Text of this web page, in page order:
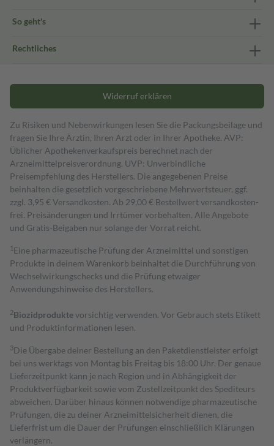
So geht's
Rechtliches
Widerruf erklären
Zu Risiken und Nebenwirkungen lesen Sie die Packungsbeilage und
fragen Sie Ihre Ärztin, Ihren Arzt oder in Ihrer Apotheke. AVP:
Üblicher Apothekenverkaufspreis berechnet nach der
Arzneimittelpreisverordnung. UVP: Unverbindliche
Preisempfehlung des Herstellers. Die angegebenen Preise
beinhalten die gesetzlich vorgeschriebene Mehrwertsteuer, ggf.
zzgl. 3,95 € Versandkosten. Ab 29,00 € Bestell­wert versand­kosten­
frei. Preisänderungen und Irrtümer vorbehalten. Alle Angebote
und Gratis-Beigaben nur solange der Vorrat reicht.
1 Eine pharmazeutische Prüfung der Arzneimittel und sonstigen
Produkte in deinem Warenkorb beinhaltet die Durchführung von
Wechselwirkungschecks und die Prüfung etwaiger
Anwendungshinweise des Herstellers.
2Biozidproduktevorsichtig verwenden. Vor Gebrauch stets Etikett
und Produktinformationen lesen.
3Die Übergabe deiner Bestellung an den Paketdienstleister erfolgt
bei uns werktags von Montag bis Freitag bis 18:00 Uhr. Der genaue
Lieferzeitpunkt kann je nach Region und in Abhängigkeit der
Produktverfügbarkeit sowie vom Zustellzeitpunkt des Spediteurs
abweichen. Darüber hinaus können notwendige pharmazeutische
Prüfungen, die zu deiner Arzneimittelsicherheit dienen, die
Lieferfrist um die Dauer der Prüfungen einschließlich Klärungen
verlängern.